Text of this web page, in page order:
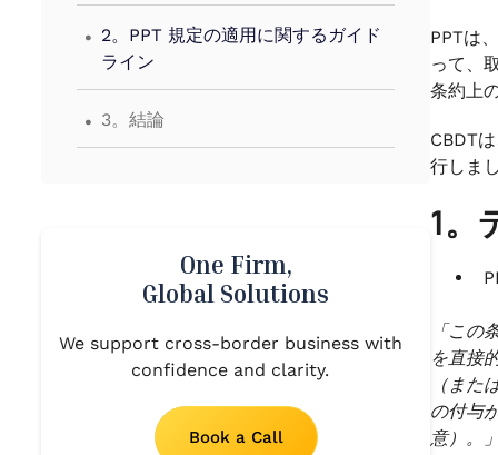
. 2。PPT 規定の適用に関するガイド
ライン
. 3。結論
One Firm,
Global Solutions
We support cross-border business with
confidence and clarity.
Book a Call
PPTは
って、
条約上
CBDT
行しま
1。
「この
を直接
（また
の付与
意）。